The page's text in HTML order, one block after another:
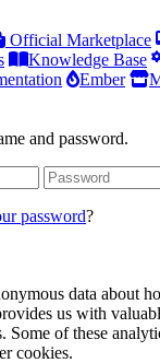
Official Marketplace
Knowledge Base
Ember
and password.
password?
data about
us with
Some of these
cookies.